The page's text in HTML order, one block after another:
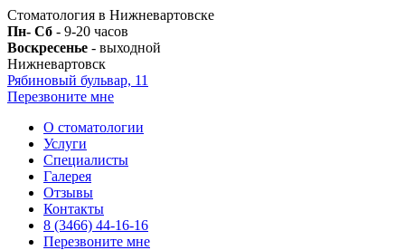
Стоматология в Нижневартовске
Пн- Сб - 9-20 часов
Воскресенье - выходной
Нижневартовск
Рябиновый бульвар, 11
Перезвоните мне
О стоматологии
Услуги
Специалисты
Галерея
Отзывы
Контакты
8 (3466) 44-16-16
Перезвоните мне